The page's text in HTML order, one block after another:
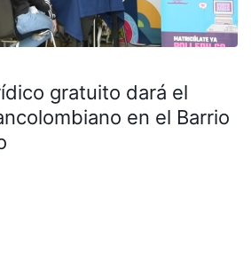
gratuito dará el
en el Barrio